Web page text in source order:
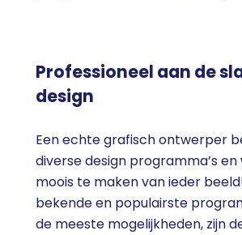
Professioneel aan de
design
Een echte grafisch ontwerper
diverse design programma’s
moois te maken van ieder
bekende en populairste
de meeste mogelijkheden, zijn